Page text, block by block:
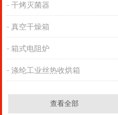
干烤灭菌器
真空干燥箱
箱式电阻炉
涤纶工业丝热收烘箱
查看全部